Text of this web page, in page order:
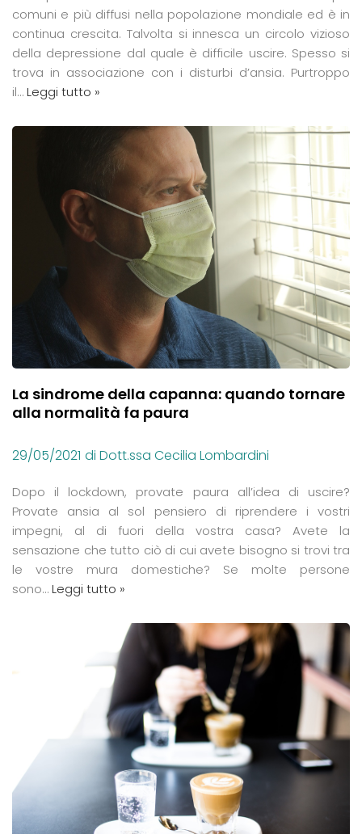
comuni e più diffusi nella popolazione mondiale ed è in
continua crescita. Talvolta si innesca un circolo vizioso
della depressione dal quale è difficile uscire. Spesso si
trova in associazione con i disturbi d’ansia. Purtroppo
il…Leggi tutto »
La sindrome della capanna: quando tornare
alla normalità fa paura
29/05/2021 di Dott.ssa Cecilia Lombardini
Dopo il lockdown, provate paura all’idea di uscire?
Provate ansia al sol pensiero di riprendere i vostri
impegni, al di fuori della vostra casa? Avete la
sensazione che tutto ciò di cui avete bisogno si trovi tra
le vostre mura domestiche? Se molte persone
sono…Leggi tutto »